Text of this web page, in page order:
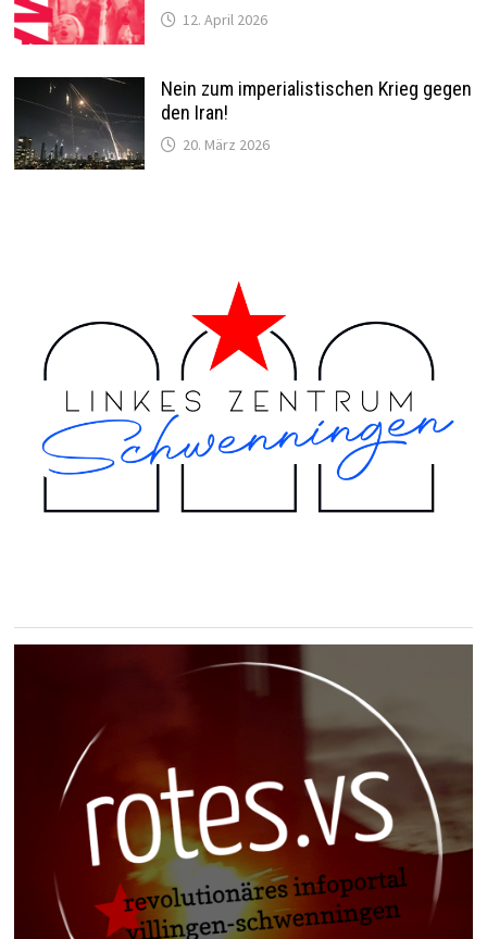
12. April 2026
Nein zum imperialistischen Krieg gegen
den Iran!
20. März 2026